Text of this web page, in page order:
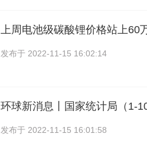
上周电池级碳酸锂价格站上60
发布于 2022-11-15 16:02:14
环球新消息丨国家统计局（1-
发布于 2022-11-15 16:01:58